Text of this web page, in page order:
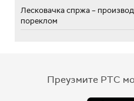
Лесковачка спржа –
пореклом
Преузмите РТС